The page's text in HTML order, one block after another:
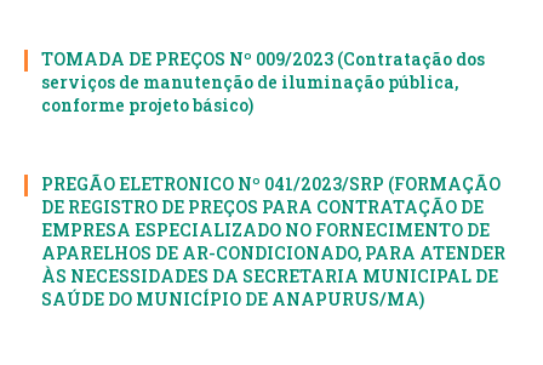
TOMADA DE PREÇOS Nº 009/2023 (Contratação dos
serviços de manutenção de iluminação pública,
conforme projeto básico)
PREGÃO ELETRONICO Nº 041/2023/SRP (FORMAÇÃO
DE REGISTRO DE PREÇOS PARA CONTRATAÇÃO DE
EMPRESA ESPECIALIZADO NO FORNECIMENTO DE
APARELHOS DE AR-CONDICIONADO, PARA ATENDER
ÀS NECESSIDADES DA SECRETARIA MUNICIPAL DE
SAÚDE DO MUNICÍPIO DE ANAPURUS/MA)